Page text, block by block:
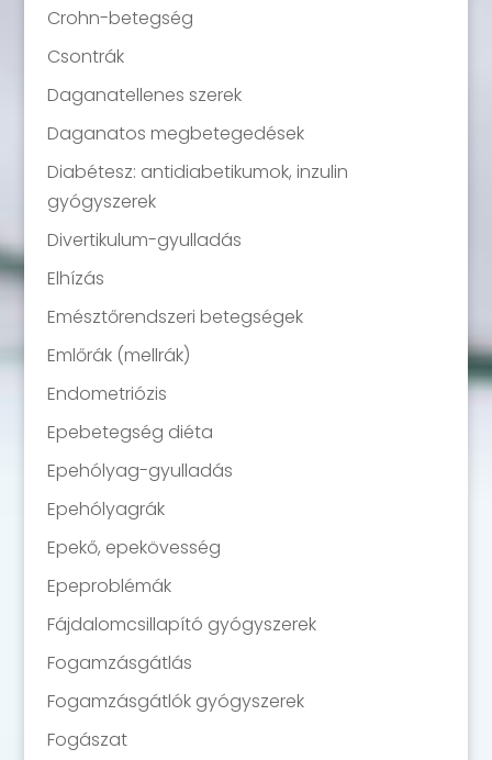
Crohn-betegség
Csontrák
Daganatellenes szerek
Daganatos megbetegedések
Diabétesz: antidiabetikumok, inzulin
gyógyszerek
Divertikulum-gyulladás
Elhízás
Emésztőrendszeri betegségek
Emlőrák (mellrák)
Endometriózis
Epebetegség diéta
Epehólyag-gyulladás
Epehólyagrák
Epekő, epekövesség
Epeproblémák
Fájdalomcsillapító gyógyszerek
Fogamzásgátlás
Fogamzásgátlók gyógyszerek
Fogászat